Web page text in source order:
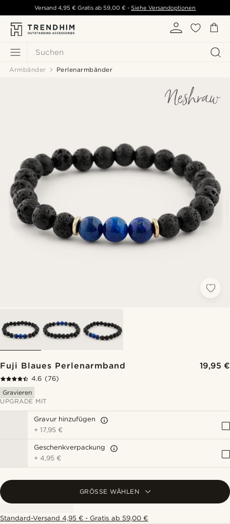
Suchen
Versand 4,95 € Gratis ab 59,00 € - Siehe Versandoptionen
Armbänder Perlenarmbänder
Fuji Blaues Perlenarmband 19,95 €
4.6 (76)
Gravieren
UPGRADE MIT
Gravur hinzufügen
+17,95 €
Geschenkverpackung
+4,95 €
GRÖSSE WÄHLEN
Standard-Versand 4,95 € - Gratis ab 59,00 €